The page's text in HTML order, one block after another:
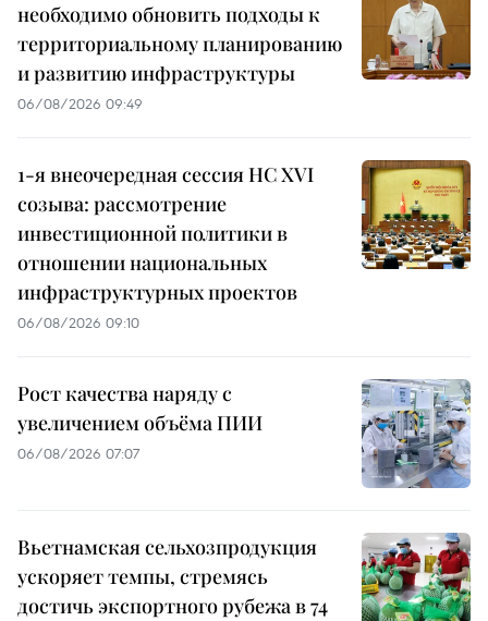
необходимо обновить подходы к
территориальному планированию
и развитию инфраструктуры
06/08/2026 09:49
1-я внеочередная сессия НС XVI
созыва: рассмотрение
инвестиционной политики в
отношении национальных
инфраструктурных проектов
06/08/2026 09:10
Рост качества наряду с
увеличением объёма ПИИ
06/08/2026 07:07
Вьетнамская сельхозпродукция
ускоряет темпы, стремясь
достичь экспортного рубежа в 74